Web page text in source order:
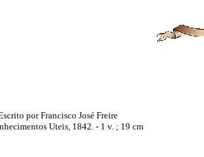
por Francisco José Freire
Uteis, 1842. - 1 v. ; 19 cm